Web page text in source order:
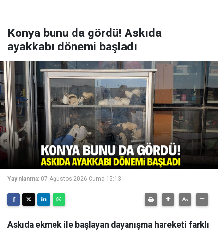
Konya bunu da gördü! Askıda
ayakkabı dönemi başladı
Yayınlanma: 07 Ağustos 2026 Cuma 15:13
Askıda ekmek ile başlayan dayanışma hareketi farklı